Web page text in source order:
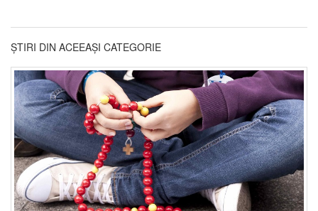
ȘTIRI DIN ACEEAȘI CATEGORIE